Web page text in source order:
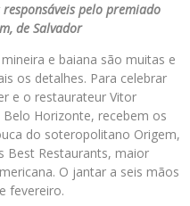
responsáveis pelo premiado
de Salvador
e baiana são muitas e
os detalhes. Para celebrar
e o restaurateur Vitor
Horizonte, recebem os
do soteropolitano Origem,
Best Restaurants, maior
O jantar a seis mãos
fevereiro.